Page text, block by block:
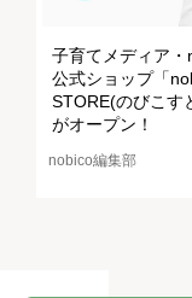
子育てメディア・
公式ショップ「
STORE(のびこす
がオープン！
nobico編集部